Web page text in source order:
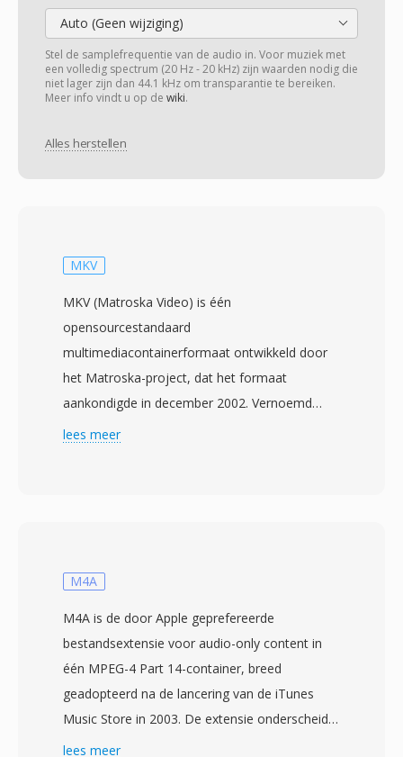
Auto (Geen wijziging)
Stel de samplefrequentie van de audio in. Voor muziek met
een volledig spectrum (20 Hz - 20 kHz) zijn waarden nodig die
niet lager zijn dan 44.1 kHz om transparantie te bereiken.
Meer info vindt u op de wiki.
Alles herstellen
MKV
MKV (Matroska Video) is één
opensourcestandaard
multimediacontainerformaat ontwikkeld door
het Matroska-project, dat het formaat
aankondigde in december 2002. Vernoemd
naar de Russische matroesjka-nestelpoppen is
en ondertitelstracks binnen één enkel bestand
H.264 en HEVC tot VP9 en AV1 voor video, en
AAC, FLAC, Opus en DTS voor audio. Één
opvallende functie is uitgebreide
ondertitelondersteuning, van eenvoudige SRT-
lees meer
M4A
M4A is de door Apple geprefereerde
bestandsextensie voor audio-only content in
één MPEG-4 Part 14-container, breed
geadopteerd na de lancering van de iTunes
Music Store in 2003. De extensie onderscheidt
pure audiostreams van video-capabele MP4-
lees meer